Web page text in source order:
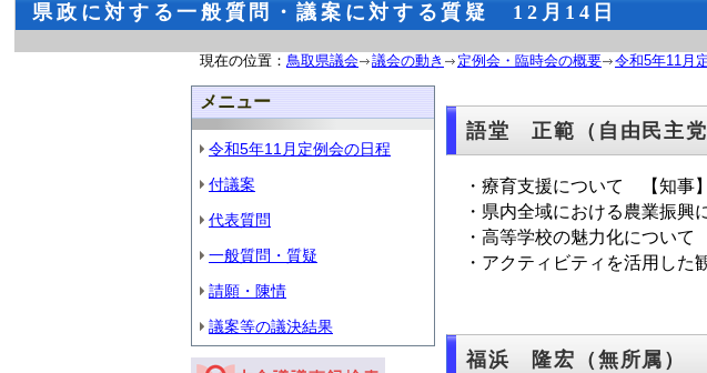
県政に対する一般質問・議案に対する質疑 12月14日
現在の位置： 鳥取県議会 議会の動き 定例会・臨時会の概要 令和5年11月
メニュー
令和5年11月定例会の日程
付議案
代表質問
一般質問・質疑
請願・陳情
議案等の議決結果
語堂 正範（自由民主党
・療育支援について 【知事】
・県内全域における農業振興
・高等学校の魅力化について
・アクティビティを活用し
福浜 隆宏（無所属）